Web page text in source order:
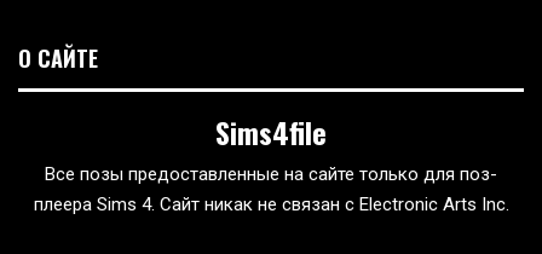
О САЙТЕ
Sims4file
Все позы предоставленные на сайте только для поз-
плеера Sims 4. Сайт никак не связан с Electronic Arts Inc.